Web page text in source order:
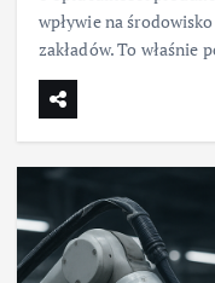
wpływie na
zakładów. To